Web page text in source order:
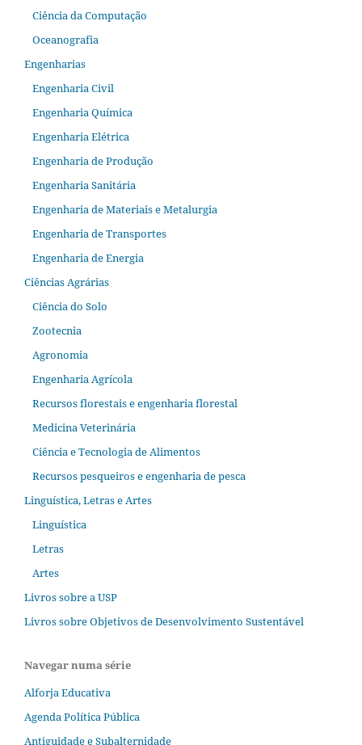
Ciência da Computação
Oceanografia
Engenharias
Engenharia Civil
Engenharia Química
Engenharia Elétrica
Engenharia de Produção
Engenharia Sanitária
Engenharia de Materiais e Metalurgia
Engenharia de Transportes
Engenharia de Energia
Ciências Agrárias
Ciência do Solo
Zootecnia
Agronomia
Engenharia Agrícola
Recursos florestais e engenharia florestal
Medicina Veterinária
Ciência e Tecnologia de Alimentos
Recursos pesqueiros e engenharia de pesca
Linguística, Letras e Artes
Linguística
Letras
Artes
Livros sobre a USP
Livros sobre Objetivos de Desenvolvimento Sustentável
Navegar numa série
Alforja Educativa
Agenda Política Pública
Antiguidade e Subalternidade